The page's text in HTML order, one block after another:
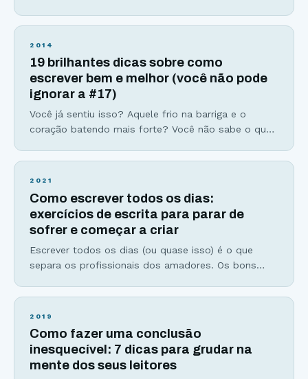
informações que recebemos diariamente. Os seres
emocionalmente e que tragam um senso
2014
19 brilhantes dicas sobre como
escrever bem e melhor (você não pode
ignorar a #17)
Você já sentiu isso? Aquele frio na barriga e o
coração batendo mais forte? Você não sabe o que,
diferente. Não serão apenas palavras de mudanças,
sempre sonhou e desejou percorrer. Você sente
2021
Como escrever todos os dias:
exercícios de escrita para parar de
sofrer e começar a criar
Escrever todos os dias (ou quase isso) é o que
separa os profissionais dos amadores. Os bons
bem-sucedidos. Um exemplo de disciplina, trabalho
música. Seu pai era professor de música e
2019
Como fazer uma conclusão
inesquecível: 7 dicas para grudar na
mente dos seus leitores